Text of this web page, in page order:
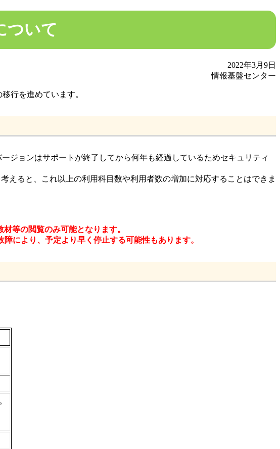
ついて
2022年3月9日
情報基盤センター
行を進めています。
ジョンはサポートが終了してから何年も経過しているためセキュリティ
えると、これ以上の利用科目数や利用者数の増加に対応することはできま
等の閲覧のみ可能となります。
により、予定より早く停止する可能性もあります。